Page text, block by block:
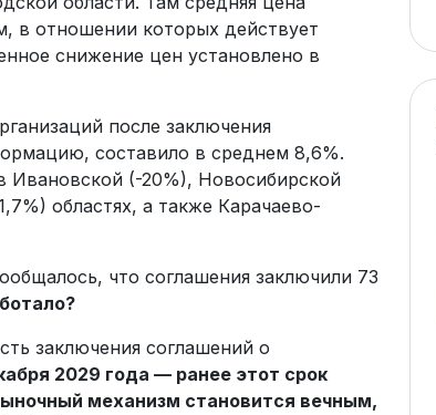
в отношении которых действует
снижение цен установлено в
после заключения
составило в среднем 8,6%.
Ивановской (-20%), Новосибирской
областях, а также Карачаево-
что соглашения заключили 73
заключения соглашений о
2029 года — ранее этот срок
механизм становится вечным,